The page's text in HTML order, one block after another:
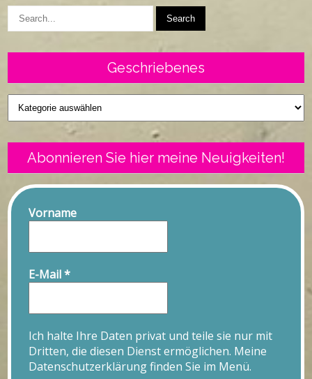
Geschriebenes
Geschriebenes
Abonnieren Sie hier meine Neuigkeiten!
Vorname
E-Mail*
Ich halte Ihre Daten privat und teile sie nur mit
Dritten, die diesen Dienst ermöglichen. Meine
Datenschutzerklärung finden Sie im Menü.